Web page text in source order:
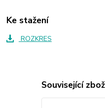
Ke stažení
ROZKRES
Související